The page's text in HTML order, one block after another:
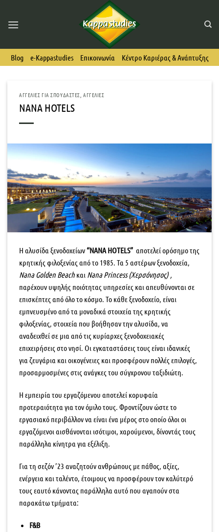
content
Blog e-Kappastudies Επικοινωνία Κέντρο Καριέρας & Ανάπτυξης
ΑΓΓΕΛΊΕΣ ΓΙΑ ΣΠΟΥΔΑΣΤΈΣ ,ΑΓΓΕΛΊΕΣ
NANA HOTELS
Η αλυσίδα ξενοδοχείων “NANA HOTELS” αποτελεί ορόσημο της
κρητικής φιλοξενίας από το 1985. Τα 5 αστέρων ξενοδοχεία,
Nana Golden Beach και Nana Princess (Χερσόνησος) ,
παρέχουν υψηλής ποιότητας υπηρεσίες και απευθύνονται σε
επισκέπτες από όλο το κόσμο. Το κάθε ξενοδοχείο, είναι
εμπνευσμένο από τα μοναδικά στοιχεία της κρητικής
φιλοξενίας, στοιχεία που βοήθησαν την αλυσίδα, να
αναδειχθεί σε μια από τις κυρίαρχες ξενοδοχειακές
επιχειρήσεις στο νησί. Οι εγκαταστάσεις τους είναι ιδανικές
για ζευγάρια και οικογένειες και προσφέρουν πολλές επιλογές,
προσαρμοσμένες στις ανάγκες του σύγχρονου ταξιδιώτη.
Η εμπειρία του εργαζόμενου αποτελεί κορυφαία
προτεραιότητα για τον όμιλο τους. Φροντίζουν ώστε το
εργασιακό περιβάλλον να είναι ένα μέρος στο οποίο όλοι οι
εργαζόμενοι αισθάνονται ισότιμοι, χαρούμενοι, δίνοντάς τους
παράλληλα κίνητρα για εξέλιξη.
Για τη σεζόν ’23 αναζητούν ανθρώπους με πάθος, αξίες,
ενέργεια και ταλέντο, έτοιμους να προσφέρουν τον καλύτερό
τους εαυτό κάνοντας παράλληλα αυτό που αγαπούν στα
παρακάτω τμήματα:
F&B